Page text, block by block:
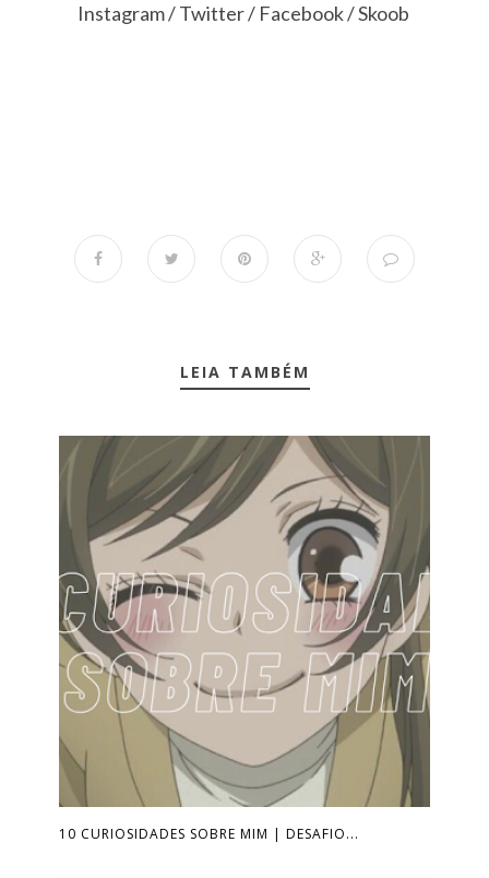
Instagram/Twitter/ Facebook/Skoob
LEIA TAMBÉM
10 CURIOSIDADES SOBRE MIM | DESAFIO...